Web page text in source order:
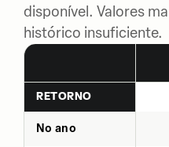
disponível. Valores
histórico insuficiente.
RETORNO
No ano